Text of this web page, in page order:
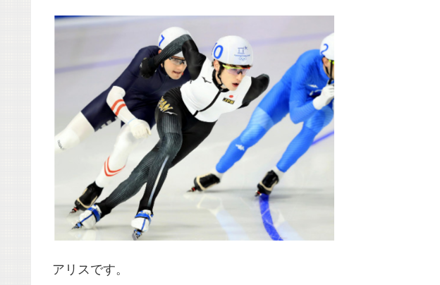
アリスです。